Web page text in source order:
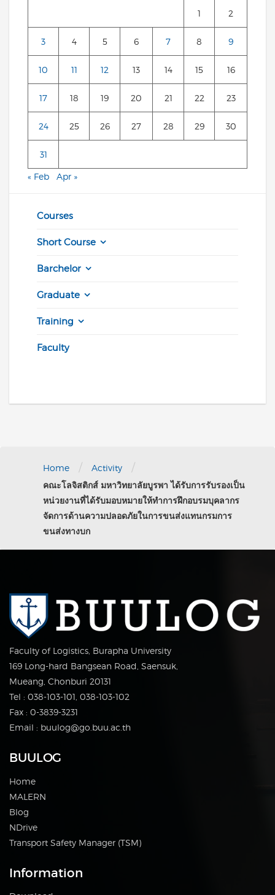
1 2
3 4 5 6 7 8 9
10 11 12 13 14 15 16
17 18 19 20 21 22 23
24 25 26 27 28 29 30
31
« Feb Apr »
Courses
Short Course
Barchelor
Graduate
Training
Faculty
Home / Activity /
คณะโลจิสติกส์ มหาวิทยาลัยบูรพา ได้รับการรับรองเป็น
หน่วยงานที่ได้รับมอบหมายให้ทำการฝึกอบรมบุคลากร
จัดการด้านความปลอดภัยในการขนส่งแทนกรมการ
ขนส่งทางบก
Faculty of Logistics, Burapha University
169 Long-hard Bangsean Road, Saensuk,
Mueang, Chonburi 20131
Tel : 038-103-101, 038-103-102
Fax : 0-3839-3231
Email : buulog@go.buu.ac.th
BUULOG
Home
MALERN
Blog
NDrive
Transport Safety Manager (TSM)
Information